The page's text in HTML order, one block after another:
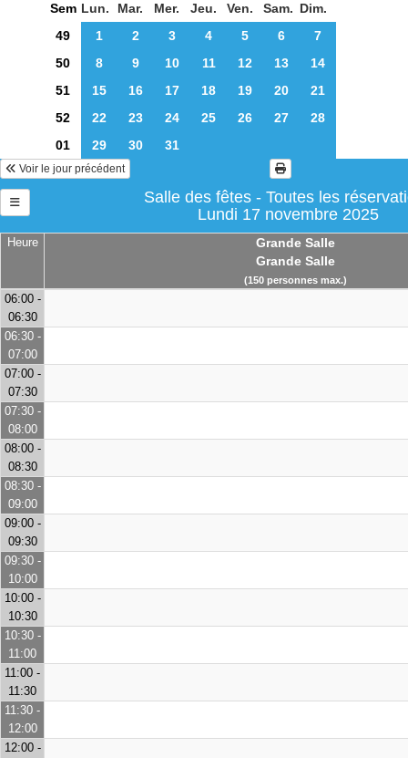
Sem Lun. Mar. Mer. Jeu. Ven. Sam. Dim.
49
1 2 3 4 5 6
7
50
8 9 10 11 12 13
14
51
15 16 17 18 19 20
21
52
22 23 24 25 26 27
28
01
29 30 31
Voir le jour précédent
Salle des fêtes - Toutes les
Lundi 17 novembre 2025
Heure
Grande Salle
Grande Salle
(150 personnes max.)
06:00 -
06:30
06:30 -
07:00
07:00 -
07:30
07:30 -
08:00
08:00 -
08:30
08:30 -
09:00
09:00 -
09:30
09:30 -
10:00
10:00 -
10:30
10:30 -
11:00
11:00 -
11:30
11:30 -
12:00
12:00 -